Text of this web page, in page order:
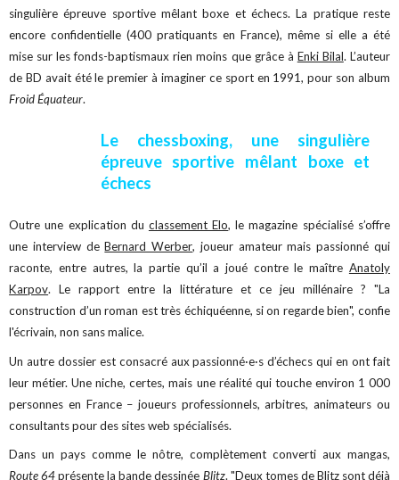
singulière épreuve sportive mêlant boxe et échecs. La pratique reste
encore confidentielle (400 pratiquants en France), même si elle a été
mise sur les fonds-baptismaux rien moins que grâce à Enki Bilal. L’auteur
de BD avait été le premier à imaginer ce sport en 1991, pour son album
Froid Équateur.
Le chessboxing, une singulière
épreuve sportive mêlant boxe et
échecs
Outre une explication du classement Elo, le magazine spécialisé s’offre
une interview deBernard Werber, joueur amateur mais passionné qui
raconte, entre autres, la partie qu’il a joué contre le maître Anatoly
Karpov. Le rapport entre la littérature et ce jeu millénaire ? "La
construction d’un roman est très échiquéenne, si on regarde bien", confie
l'écrivain, non sans malice.
Un autre dossier est consacré aux passionné·e·s d’échecs qui en ont fait
leur métier. Une niche, certes, mais une réalité qui touche environ 1 000
personnes en France – joueurs professionnels, arbitres, animateurs ou
consultants pour des sites web spécialisés.
Dans un pays comme le nôtre, complètement converti aux mangas,
Route 64présente la bande dessinée Blitz. "Deux tomes de Blitz sont déjà